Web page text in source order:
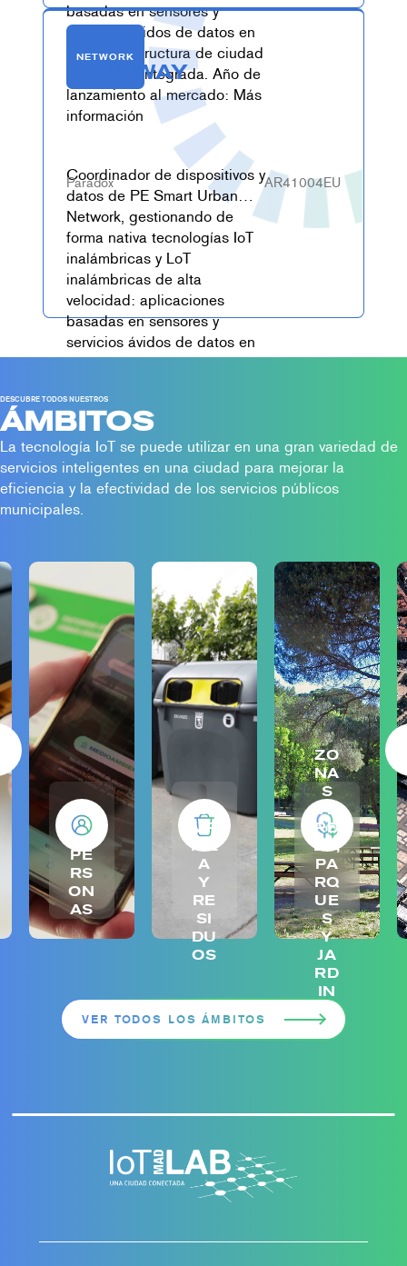
basadas en sensores y
servicios ávidos de datos en
una infraestructura de ciudad
inteligente integrada. Año de
lanzamiento al mercado: Más
información
NETWORK
GATEWAY
Coordinador de dispositivos y
datos de PE Smart Urban
Network, gestionando de
forma nativa tecnologías IoT
inalámbricas y LoT
inalámbricas de alta
velocidad: aplicaciones
basadas en sensores y
servicios ávidos de datos en
una infraestructura de ciudad
integrada. Año de
lanzamiento al mercado: Más
información
Paradox AR41004EU
DESCUBRE TODOS NUESTROS
ÁMBITOS
La tecnología IoT se puede utilizar en una gran variedad de
servicios inteligentes en una ciudad para mejorar la
eficiencia y la efectividad de los servicios públicos
municipales.
PE
RS
ON
AS
LI
MP
IEZ
A
Y
RE
SI
DU
OS
ZO
NA
S
VE
RD
ES,
PA
RQ
UE
S
Y
JA
RD
IN
ES
VER TODOS LOS ÁMBITOS